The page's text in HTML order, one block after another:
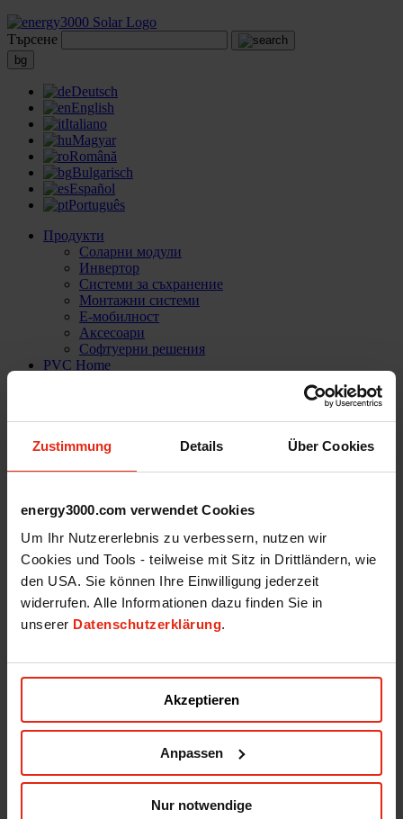
Zustimmung Details Über Cookies
energy3000.com verwendet Cookies
Um Ihr Nutzererlebnis zu verbessern, nutzen wir
Cookies und Tools - teilweise mit Sitz in Drittländern, wie
den USA. Sie können Ihre Einwilligung jederzeit
widerrufen. Alle Informationen dazu finden Sie in
unserer Datenschutzerklärung.
Akzeptieren
Anpassen
Nur notwendige
Търсене
bg
Deutsch
English
Italiano
Magyar
Română
Bulgarisch
Español
Português
Продукти
Соларни модули
Инвертор
Системи за съхранение
Монтажни системи
Е-мобилност
Аксесоари
Софтуерни решения
PVC Home
Нашият екип
Уеб магазин
Вход
office(at)energy3000.com
© Energy3000 solar GmbH 2026